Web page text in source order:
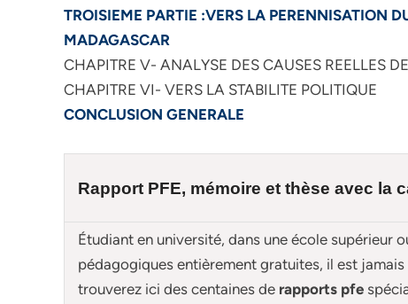
TROISIEME PARTIE :VERS LA PERENNISATION
MADAGASCAR
CHAPITRE V- ANALYSE DES CAUSES REELLES
CHAPITRE VI- VERS LA STABILITE POLITIQUE
CONCLUSION GENERALE
Rapport PFE, mémoire et thèse avec la
Étudiant en université, dans une école supérieur
pédagogiques entièrement gratuites, il est
trouverez ici des centaines de rapports pfe